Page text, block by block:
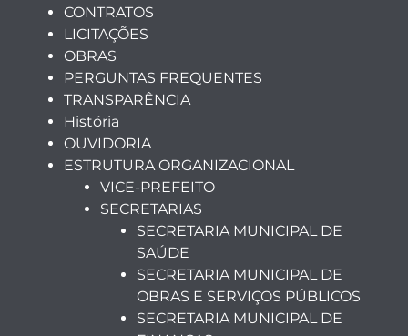
CONTRATOS
LICITAÇÕES
OBRAS
PERGUNTAS FREQUENTES
TRANSPARÊNCIA
História
OUVIDORIA
ESTRUTURA ORGANIZACIONAL
VICE-PREFEITO
SECRETARIAS
SECRETARIA MUNICIPAL DE
SAÚDE
SECRETARIA MUNICIPAL DE
OBRAS E SERVIÇOS PÚBLICOS
SECRETARIA MUNICIPAL DE